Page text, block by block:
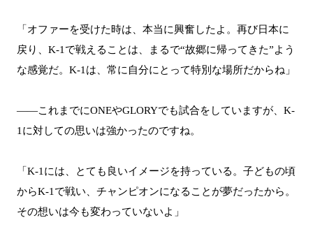
「オファーを受けた時は、本当に興奮したよ。再び日本に
戻り、K-1で戦えることは、まるで“故郷に帰ってきた”よう
な感覚だ。K-1は、常に自分にとって特別な場所だからね」
――これまでにONEやGLORYでも試合をしていますが、K-
1に対しての思いは強かったのですね。
「K-1には、とても良いイメージを持っている。子どもの頃
からK-1で戦い、チャンピオンになることが夢だったから。
その想いは今も変わっていないよ」